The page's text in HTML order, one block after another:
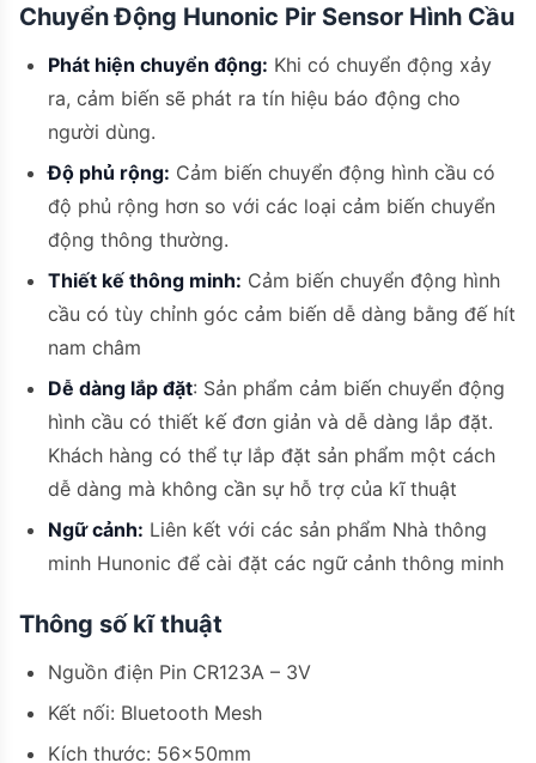
Chuyển Động Hunonic Pir Sensor Hình Cầu
Phát hiện chuyển động: Khi có chuyển động xảy
ra, cảm biến sẽ phát ra tín hiệu báo động cho
người dùng.
Độ phủ rộng: Cảm biến chuyển động hình cầu có
độ phủ rộng hơn so với các loại cảm biến chuyển
động thông thường.
Thiết kế thông minh: Cảm biến chuyển động hình
cầu có tùy chỉnh góc cảm biến dễ dàng bằng đế hít
nam châm
Dễ dàng lắp đặt: Sản phẩm cảm biến chuyển động
hình cầu có thiết kế đơn giản và dễ dàng lắp đặt.
Khách hàng có thể tự lắp đặt sản phẩm một cách
dễ dàng mà không cần sự hỗ trợ của kĩ thuật
Ngữ cảnh: Liên kết với các sản phẩm Nhà thông
minh Hunonic để cài đặt các ngữ cảnh thông minh
Thông số kĩ thuật
Nguồn điện Pin CR123A – 3V
Kết nối: Bluetooth Mesh
Kích thước: 56x50mm